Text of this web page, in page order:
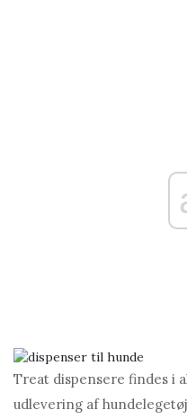
Treat dispensere findes i
udlevering af